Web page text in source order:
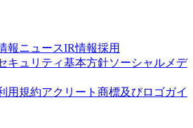
報ニュースIR情報採用
キュリティ基本方針ソーシャルメデ
用規約アクリート商標及びロゴガイ